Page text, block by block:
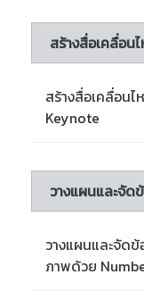
สร้างสื่อเคลื่อน
สร้างสื่อเคลื่อนไ
Keynote
วางแผนและจัด
วางแผนและจัดข้
ภาพด้วย